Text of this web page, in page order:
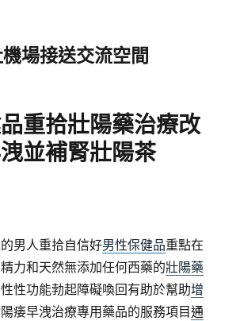
場接送交流空間
重拾壯陽藥治療改
並補腎壯陽茶
男人重拾自信好男性保健品重點在
力和天然無添加任何西藥的壯陽藥
性功能勃起障礙喚回有助於幫助增
痿早洩治療專用藥品的服務項目通